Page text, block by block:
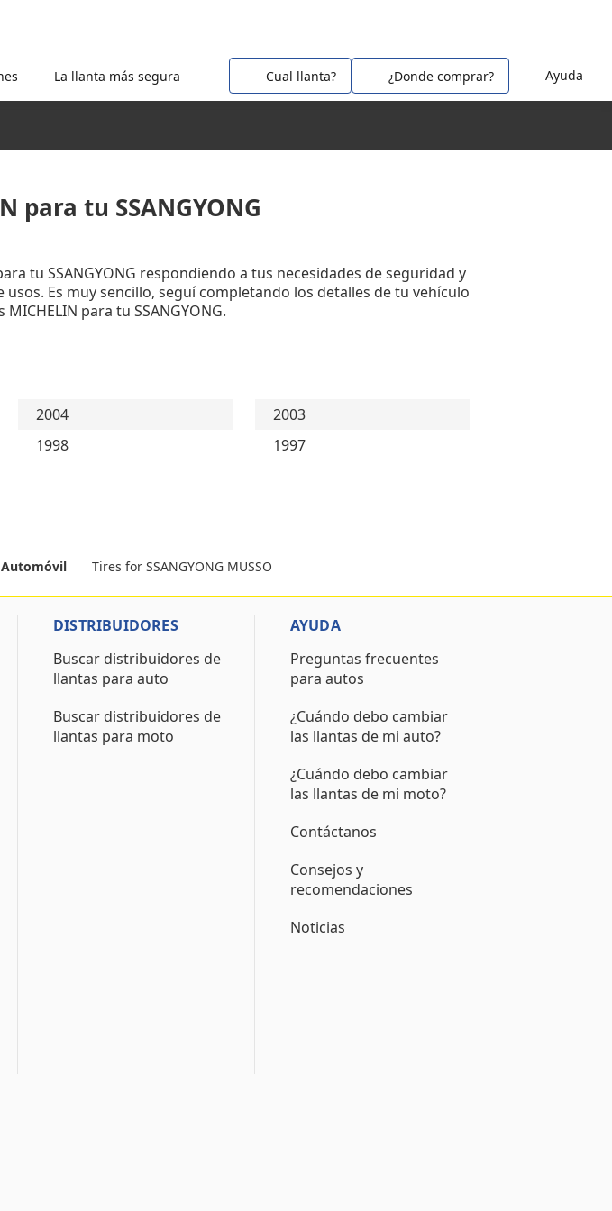
Ayuda
La llanta más segura Cual llanta? ¿Donde comprar?
para tu SSANGYONG
tu SSANGYONG respondiendo a tus necesidades de seguridad y
Es muy sencillo, seguí completando los detalles de tu vehículo
para tu SSANGYONG.
2004
2003
1998
1997
Tires for SSANGYONG MUSSO
DISTRIBUIDORES
Buscar distribuidores de
llantas para auto
Buscar distribuidores de
llantas para moto
AYUDA
Preguntas frecuentes
para autos
¿Cuándo debo cambiar
las llantas de mi auto?
¿Cuándo debo cambiar
las llantas de mi moto?
Contáctanos
Consejos y
recomendaciones
Noticias